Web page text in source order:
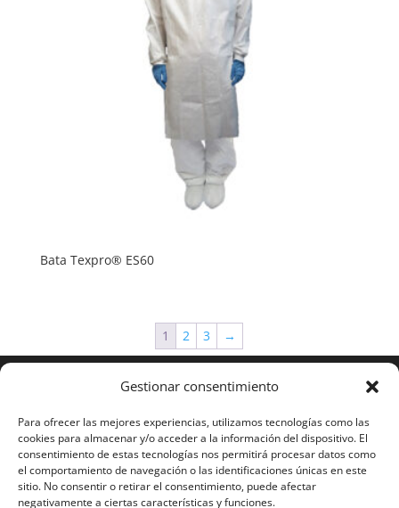
Gestionar consentimiento
Para ofrecer las mejores experiencias, utilizamos tecnologías como las
cookies para almacenar y/o acceder a la información del dispositivo. El
consentimiento de estas tecnologías nos permitirá procesar datos como
el comportamiento de navegación o las identificaciones únicas en este
sitio. No consentir o retirar el consentimiento, puede afectar
negativamente a ciertas características y funciones.
Bata Texpro® ES60
1 2 3 →